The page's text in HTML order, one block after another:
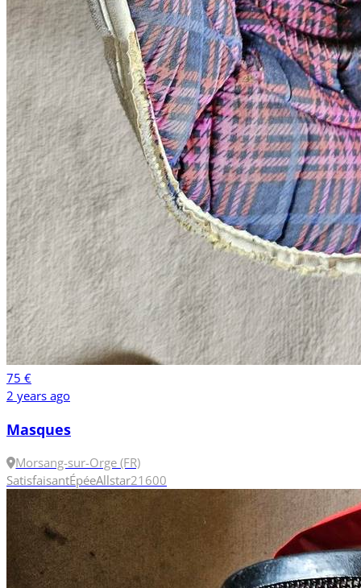
75 €
2 years ago
Masques
Morsang-sur-Orge (FR)
SatisfaisantÉpéeAllstar21600